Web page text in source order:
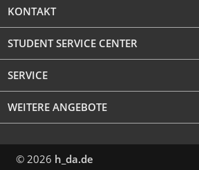
KONTAKT
STUDENT SERVICE CENTER
SERVICE
WEITERE ANGEBOTE
© 2026 h_da.de